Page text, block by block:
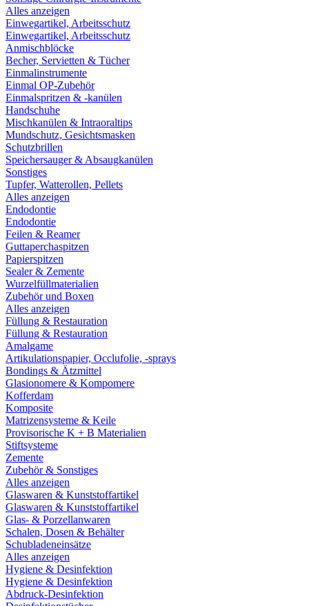
Alles anzeigen
Einwegartikel, Arbeitsschutz
Einwegartikel, Arbeitsschutz
Anmischblöcke
Becher, Servietten & Tücher
Einmalinstrumente
Einmal OP-Zubehör
Einmalspritzen & -kanülen
Handschuhe
Mischkanülen & Intraoraltips
Mundschutz, Gesichtsmasken
Schutzbrillen
Speichersauger & Absaugkanülen
Sonstiges
Tupfer, Watterollen, Pellets
Alles anzeigen
Endodontie
Endodontie
Feilen & Reamer
Guttaperchaspitzen
Papierspitzen
Sealer & Zemente
Wurzelfüllmaterialien
Zubehör und Boxen
Alles anzeigen
Füllung & Restauration
Füllung & Restauration
Amalgame
Artikulationspapier, Occlufolie, -sprays
Bondings & Ätzmittel
Glasionomere & Kompomere
Kofferdam
Komposite
Matrizensysteme & Keile
Provisorische K + B Materialien
Stiftsysteme
Zemente
Zubehör & Sonstiges
Alles anzeigen
Glaswaren & Kunststoffartikel
Glaswaren & Kunststoffartikel
Glas- & Porzellanwaren
Schalen, Dosen & Behälter
Schubladeneinsätze
Alles anzeigen
Hygiene & Desinfektion
Hygiene & Desinfektion
Abdruck-Desinfektion